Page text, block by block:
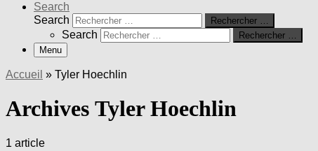
Search
Search
Rechercher …
Search
Rechercher …
Menu
Accueil » Tyler Hoechlin
Archives Tyler Hoechlin
1 article